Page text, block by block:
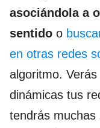
asociándola a
sentido o
en otras redes
algoritmo.
dinámicas tus
tendrás